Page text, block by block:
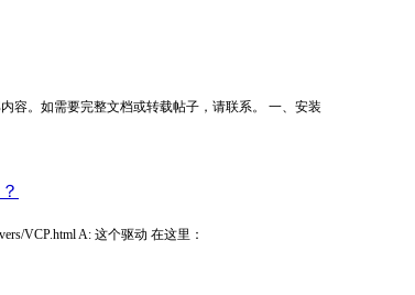
容。如需要完整文档或转载帖子，请联系。 一、安装
VCP.html A: 这个驱动 在这里：